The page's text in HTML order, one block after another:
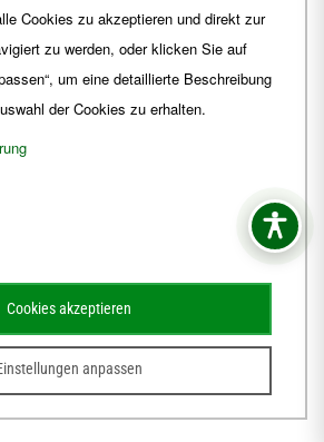
Amtsblatt
Jena von der DATA HORIZON Digitalagentur
Cookies zu akzeptieren und direkt zur
zu werden, oder klicken Sie auf
um eine detaillierte Beschreibung
der Cookies zu erhalten.
anpassen
Cookies akzeptieren